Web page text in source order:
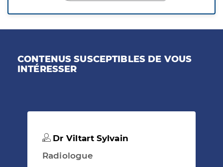
CONTENUS SUSCEPTIBLES DE VOUS
INTÉRESSER
Dr Viltart Sylvain
Radiologue